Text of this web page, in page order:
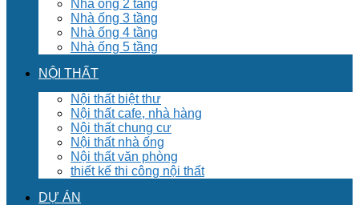
Nhà ống 2 tầng
Nhà ống 3 tầng
Nhà ống 4 tầng
Nhà ống 5 tầng
NỘI THẤT
Nội thất biệt thư
Nội thất cafe, nhà hàng
Nội thất chung cư
Nội thất nhà ống
Nội thất văn phòng
thiết kế thi công nội thất
DỰ ÁN